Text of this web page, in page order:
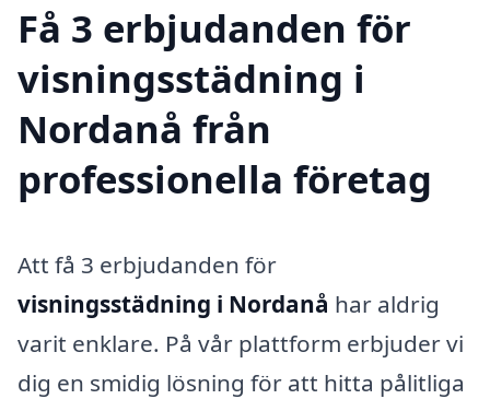
Få 3 erbjudanden för
visningsstädning i
Nordanå från
professionella företag
Att få 3 erbjudanden för
visningsstädning i Nordanå har aldrig
varit enklare. På vår plattform erbjuder vi
dig en smidig lösning för att hitta pålitliga